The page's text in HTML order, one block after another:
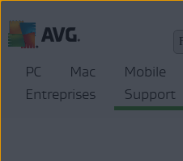
PC Mac Mobile
Entreprises
Support